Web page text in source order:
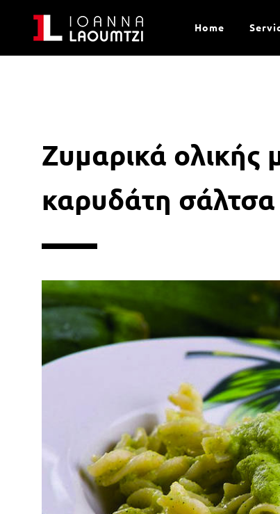
Home
Ζυμαρικά ολικής
καρυδάτη σάλτσα